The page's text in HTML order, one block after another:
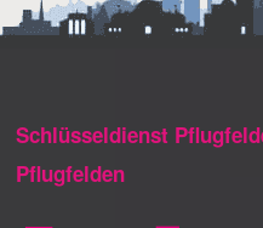
Schlüsseldienst
Pflugfelden